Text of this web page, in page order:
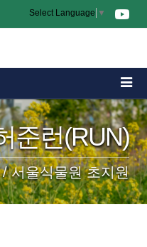
Select Language ▼
준런(RUN)
서울식물원 초지원